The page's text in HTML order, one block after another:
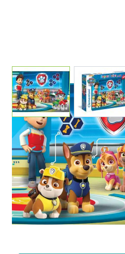
View larger imageView
PUZZLE 104 MAXI
PATROL - 4
CODICE:23972